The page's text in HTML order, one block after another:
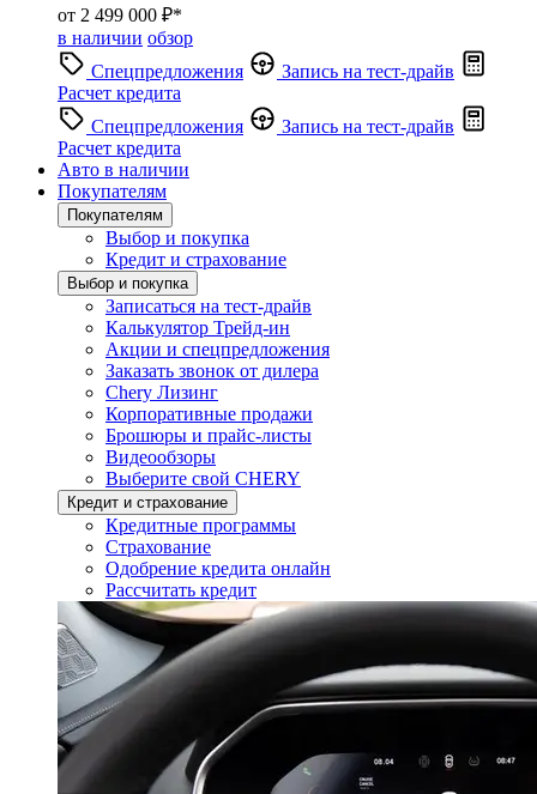
от 2 499 000 ₽*
в наличии обзор
Спецпредложения
Запись на тест-драйв
Расчет кредита
Спецпредложения
Запись на тест-драйв
Расчет кредита
Авто в наличии
Покупателям
Покупателям
Выбор и покупка
Кредит и страхование
Выбор и покупка
Записаться на тест-драйв
Калькулятор Трейд-ин
Акции и спецпредложения
Заказать звонок от дилера
Chery Лизинг
Корпоративные продажи
Брошюры и прайс-листы
Видеообзоры
Выберите свой CHERY
Кредит и страхование
Кредитные программы
Страхование
Одобрение кредита онлайн
Рассчитать кредит